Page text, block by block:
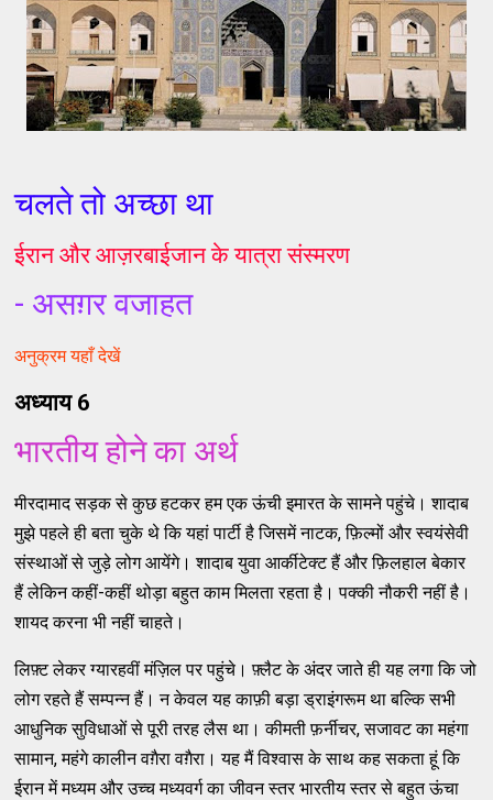
चलते तो अच्छा था
ईरान और आज़रबाईजान के यात्रा संस्मरण
- असग़र वजाहत
अनुक्रम यहाँ देखें
अध्याय 6
भारतीय होने का अर्थ
मीरदामाद सड़क से कुछ हटकर हम एक ऊंची इमारत के सामने पहुंचे। शादाब
मुझे पहले ही बता चुके थे कि यहां पार्टी है जिसमें नाटक, फ़िल्मों और स्वयंसेवी
संस्थाओं से जुड़े लोग आयेंगे। शादाब युवा आर्कीटेक्ट हैं और फ़िलहाल बेकार
हैं लेकिन कहीं-कहीं थोड़ा बहुत काम मिलता रहता है। पक्की नौकरी नहीं है।
शायद करना भी नहीं चाहते।
लिफ़्ट लेकर ग्यारहवीं मंज़िल पर पहुंचे। फ़्लैट के अंदर जाते ही यह लगा कि जो
लोग रहते हैं सम्पन्न हैं। न केवल यह काफ़ी बड़ा ड्राइंगरूम था बल्कि सभी
आधुनिक सुविधाओं से पूरी तरह लैस था। कीमती फ़र्नीचर, सजावट का महंगा
सामान, महंगे कालीन वग़ैरा वग़ैरा। यह मैं विश्वास के साथ कह सकता हूं कि
ईरान में मध्यम और उच्च मध्यवर्ग का जीवन स्तर भारतीय स्तर से बहुत ऊंचा